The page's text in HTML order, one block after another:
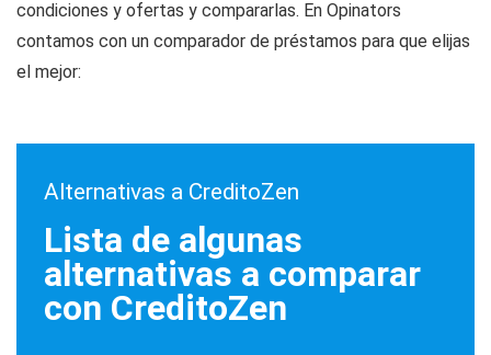
condiciones y ofertas y compararlas. En Opinators
contamos con un comparador de préstamos para que elijas
el mejor:
Alternativas a CreditoZen
Lista de algunas
alternativas a comparar
con CreditoZen